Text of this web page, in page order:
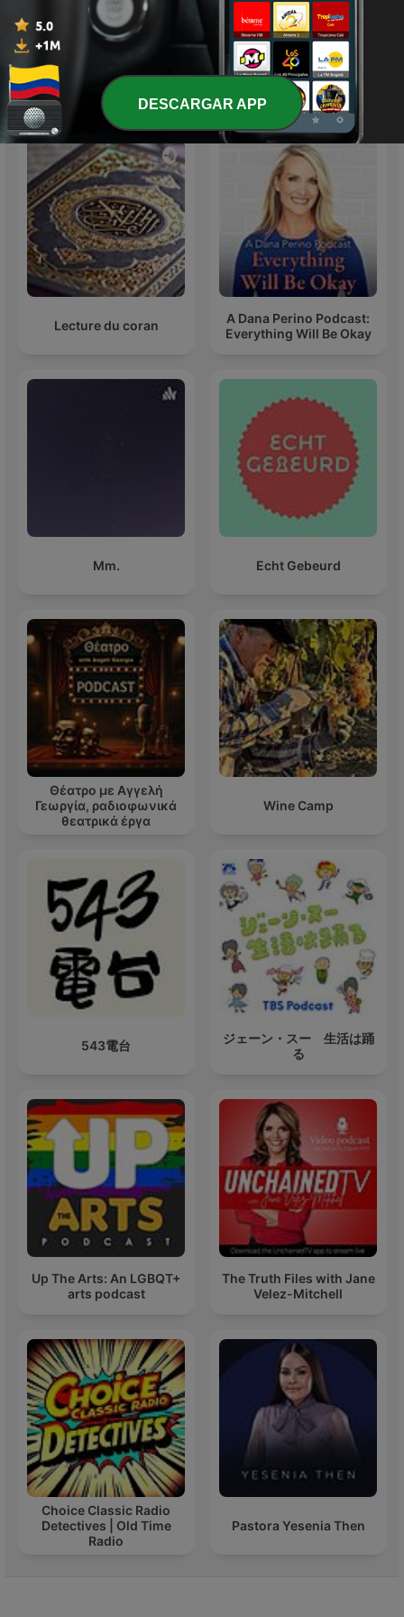
Cuenta cuentos Especiales Caracol
Más podcasts internacionales de Arte
Lecture du coran
A Dana Perino Podcast:
Everything Will Be Okay
Mm. Echt Gebeurd
Θέατρο με Αγγελή
Γεωργία, ραδιοφωνικά
θεατρικά έργα
Wine Camp
543電台
ジェーン・スー 生活は踊
る
Up The Arts: An LGBQT+
arts podcast
The Truth Files with Jane
Velez-Mitchell
Choice Classic Radio
Detectives | Old Time
Radio
Pastora Yesenia Then
DESCARGAR APP